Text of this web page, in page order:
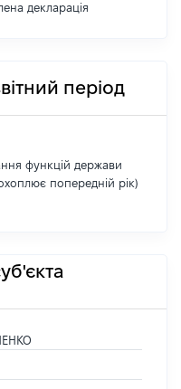
декларація
період
функцій держави
попередній рік)